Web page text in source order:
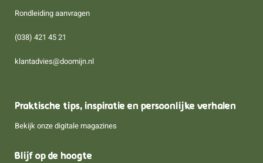
Rondleiding aanvragen
(038) 421 45 21
klantadvies@doomijn.nl
Praktische tips, inspiratie en persoonlijke verhalen
Bekijk onze digitale magazines
Blijf op de hoogte